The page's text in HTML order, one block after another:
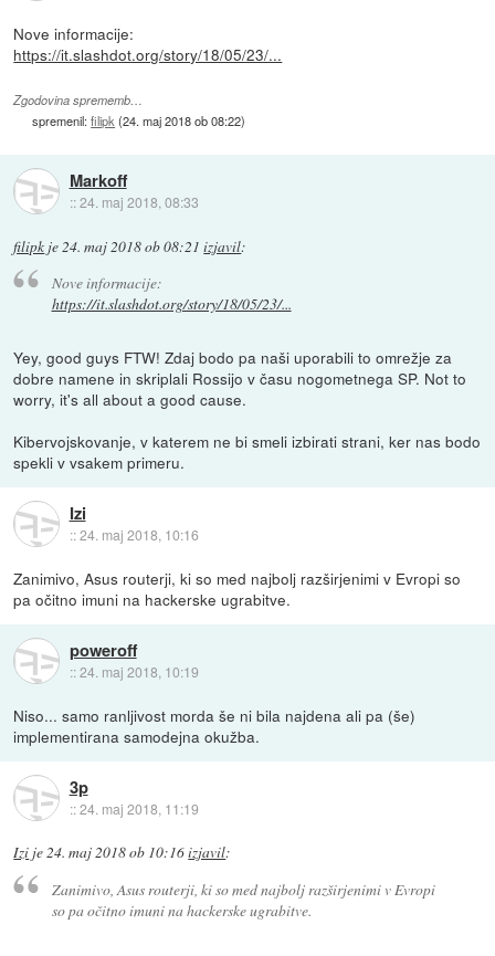
Nove informacije:
https://it.slashdot.org/story/18/05/23/...
Zgodovina sprememb…
spremenil:filipk (24. maj 2018 ob 08:22)
Markoff
::24. maj 2018, 08:33
filipk je24. maj 2018 ob 08:21 izjavil:
Nove informacije:
https://it.slashdot.org/story/18/05/23/...
Yey, good guys FTW! Zdaj bodo pa naši uporabili to omrežje za
dobre namene in skriplali Rossijo v času nogometnega SP. Not to
worry, it's all about a good cause.
Kibervojskovanje, v katerem ne bi smeli izbirati strani, ker nas bodo
spekli v vsakem primeru.
Izi
::24. maj 2018, 10:16
Zanimivo, Asus routerji, ki so med najbolj razširjenimi v Evropi so
pa očitno imuni na hackerske ugrabitve.
poweroff
::24. maj 2018, 10:19
Niso... samo ranljivost morda še ni bila najdena ali pa (še)
implementirana samodejna okužba.
3p
::24. maj 2018, 11:19
Izi je24. maj 2018 ob 10:16izjavil:
Zanimivo, Asus routerji, ki so med najbolj razširjenimi v Evropi
so pa očitno imuni na hackerske ugrabitve.